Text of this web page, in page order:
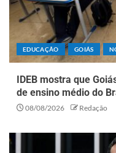
EDUCAÇÃO GOIÁS
IDEB mostra que
de ensino médio do
08/08/2026 Redação